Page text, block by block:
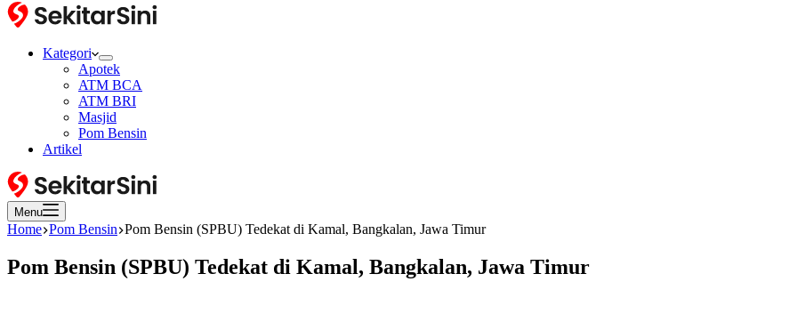
Kategori
Apotek
ATM BCA
ATM BRI
Masjid
Pom Bensin
Artikel
Menu
Home Pom Bensin Pom Bensin (SPBU) Tedekat di Kamal, Bangkalan, Jawa Timur
Pom Bensin (SPBU) Tedekat di Kamal, Bangkalan, Jawa Timur